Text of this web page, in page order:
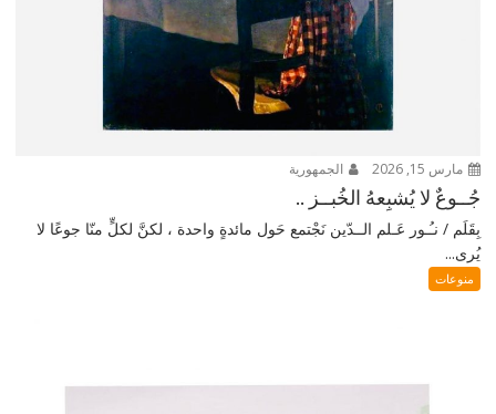
مارس 15, 2026 الجمهورية
جُــوعٌ لا يُشبِعهُ الخُبــز ..
بِقَلَم / نـُـور عَـلم الــدّين نَجْتمع حَول مائدةٍ واحدة ، لكنَّ لكلٍّ منّا جوعًا لا
يُرى...
منوعات